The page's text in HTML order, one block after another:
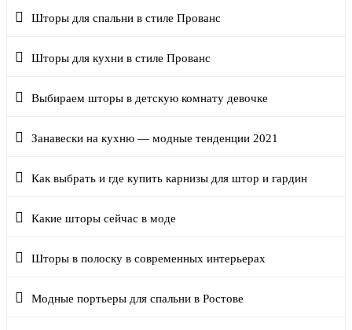
Шторы для спальни в стиле Прованс
Шторы для кухни в стиле Прованс
Выбираем шторы в детскую комнату девочке
Занавески на кухню — модные тенденции 2021
Как выбрать и где купить карнизы для штор и гардин
Какие шторы сейчас в моде
Шторы в полоску в современных интерьерах
Модные портьеры для спальни в Ростове